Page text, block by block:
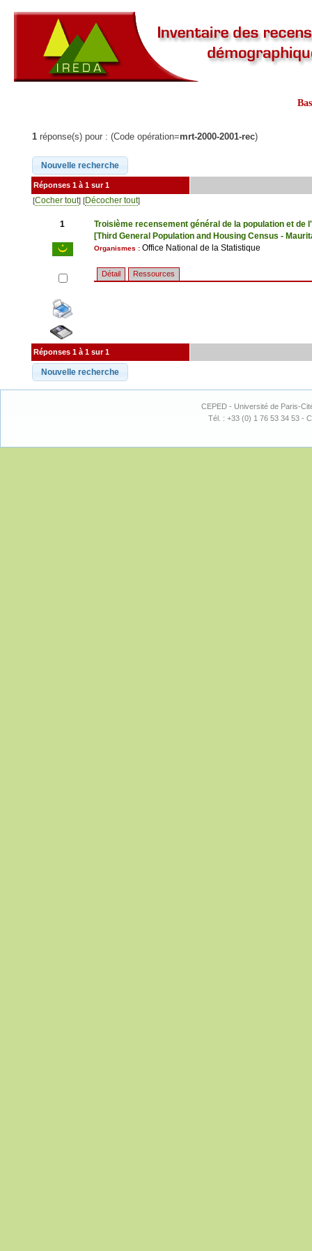
1 réponse(s) pour : (Code opération=mrt-2000-2001-rec)
Réponses 1 à 1 sur 1
[Cocher tout] [Décocher tout]
1
Troisième recensement général de la population et de
[Third General Population and Housing Census -
Organismes : Office National de la Statistique
Détail Ressources
Réponses 1 à 1 sur 1
CEPED - Université de Paris-
Tél. : +33 (0) 1 76 53 34 53 -